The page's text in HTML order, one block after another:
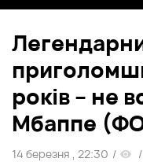
років – не
Мбаппе
14 березня , 22:30 / /